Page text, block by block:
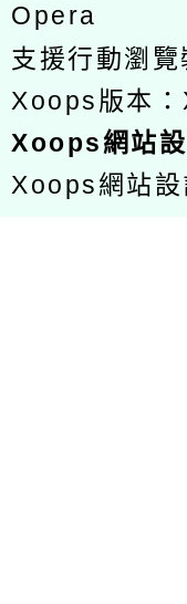
Opera
支援行動瀏覽
Xoops版本：
Xoops網站
Xoops網站